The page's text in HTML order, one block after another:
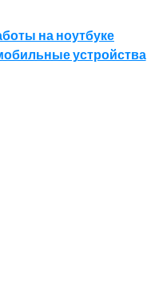
на ноутбуке
устройства